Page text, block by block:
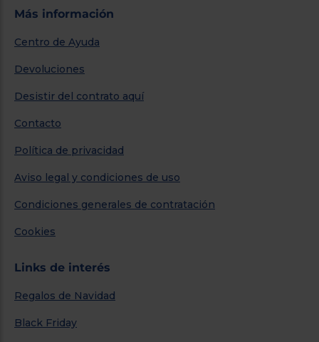
Más información
Centro de Ayuda
Devoluciones
Desistir del contrato aquí
Contacto
Política de privacidad
Aviso legal y condiciones de uso
Condiciones generales de contratación
Cookies
Links de interés
Regalos de Navidad
Black Friday